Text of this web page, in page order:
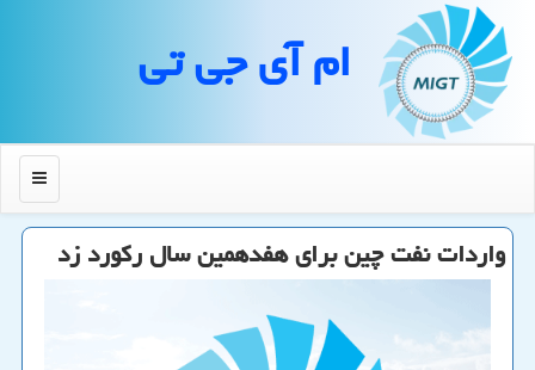
ام آی جی تی
منو
واردات نفت چین برای هفدهمین سال ركورد زد